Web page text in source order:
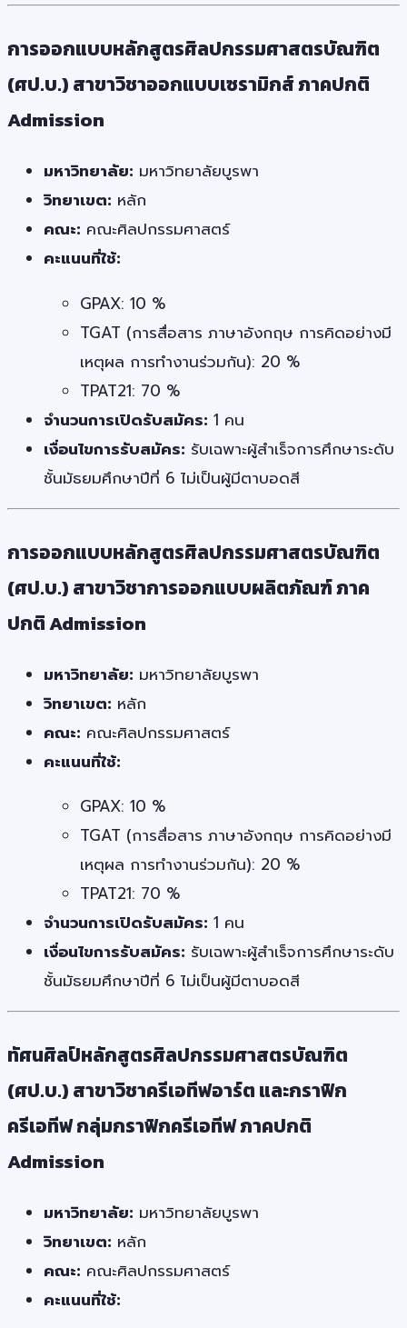
การออกแบบหลักสูตรศิลปกรรมศาสตรบัณฑิต
(ศป.บ.) สาขาวิชาออกแบบเซรามิกส์ ภาคปกติ
Admission
มหาวิทยาลัย: มหาวิทยาลัยบูรพา
วิทยาเขต: หลัก
คณะ: คณะศิลปกรรมศาสตร์
คะแนนที่ใช้:
GPAX: 10 %
TGAT (การสื่อสาร ภาษาอังกฤษ การคิดอย่างมี
เหตุผล การทำงานร่วมกัน): 20 %
TPAT21: 70 %
จำนวนการเปิดรับสมัคร: 1 คน
เงื่อนไขการรับสมัคร: รับเฉพาะผู้สำเร็จการศึกษาระดับ
ชั้นมัธยมศึกษาปีที่ 6 ไม่เป็นผู้มีตาบอดสี
การออกแบบหลักสูตรศิลปกรรมศาสตรบัณฑิต
(ศป.บ.) สาขาวิชาการออกแบบผลิตภัณฑ์ ภาค
ปกติ Admission
มหาวิทยาลัย: มหาวิทยาลัยบูรพา
วิทยาเขต: หลัก
คณะ: คณะศิลปกรรมศาสตร์
คะแนนที่ใช้:
GPAX: 10 %
TGAT (การสื่อสาร ภาษาอังกฤษ การคิดอย่างมี
เหตุผล การทำงานร่วมกัน): 20 %
TPAT21: 70 %
จำนวนการเปิดรับสมัคร: 1 คน
เงื่อนไขการรับสมัคร: รับเฉพาะผู้สำเร็จการศึกษาระดับ
ชั้นมัธยมศึกษาปีที่ 6 ไม่เป็นผู้มีตาบอดสี
ทัศนศิลป์หลักสูตรศิลปกรรมศาสตรบัณฑิต
(ศป.บ.) สาขาวิชาครีเอทีฟอาร์ต และกราฟิก
ครีเอทีฟ กลุ่มกราฟิกครีเอทีฟ ภาคปกติ
Admission
มหาวิทยาลัย: มหาวิทยาลัยบูรพา
วิทยาเขต: หลัก
คณะ: คณะศิลปกรรมศาสตร์
คะแนนที่ใช้: